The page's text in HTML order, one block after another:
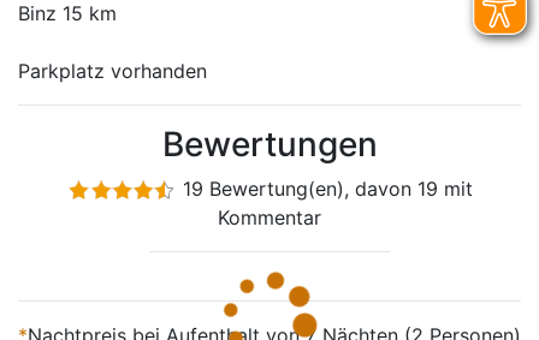
Binz 15 km
Parkplatz vorhanden
Bewertungen
19 Bewertung(en), davon 19 mit
Kommentar
*Nachtpreis bei Aufenthalt von 7 Nächten (2 Personen)